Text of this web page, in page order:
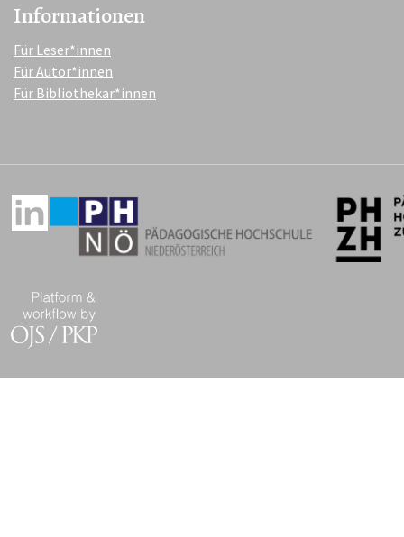
Informationen
Für Leser*innen
Für Autor*innen
Für Bibliothekar*innen